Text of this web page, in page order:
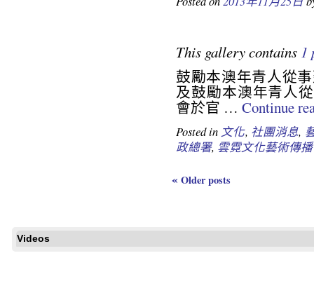
This gallery contains 1
鼓勵本澳年青人從
及鼓勵本澳年青人
會於官 … Continue
Posted in 文化, 社團消息,
政總署, 雲霓文化藝術傳
« Older posts
Videos